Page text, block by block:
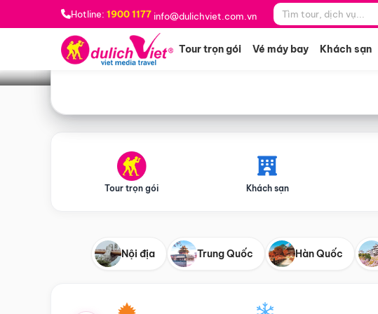
Hotline: 1900 1177 info@dulichviet.com.vn
Tour trọn gói Vé máy bay Khách sạn
Bạn muốn đi đâu? *
Tour trọn gói Khách sạn
Nội địa Trung Quốc Hàn Quốc